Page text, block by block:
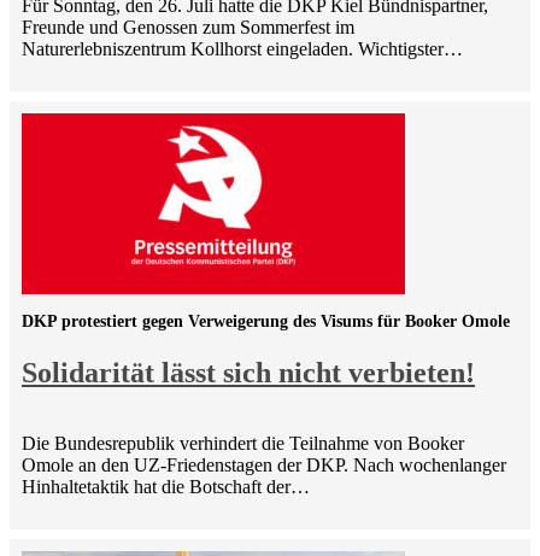
Für Sonntag, den 26. Juli hatte die DKP Kiel Bündnispartner,
Freunde und Genossen zum Sommerfest im
Naturerlebniszentrum Kollhorst eingeladen. Wichtigster…
Solidarität lässt sich nicht verbieten!
DKP protestiert gegen Verweigerung des Visums für Booker Omole
Die Bundesrepublik verhindert die Teilnahme von Booker
Omole an den UZ-Friedenstagen der DKP. Nach wochenlanger
Hinhaltetaktik hat die Botschaft der…